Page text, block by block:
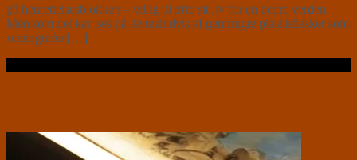
på henrettelsesblokken – villig til ofre sit liv for en bedre verden.
Men som det kan ses på de tusindvis af genbrugte plastikflasker som
scenografen[…]